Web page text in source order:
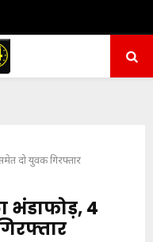
दो युवक गिरफ्तार
भंडाफोड़, 4